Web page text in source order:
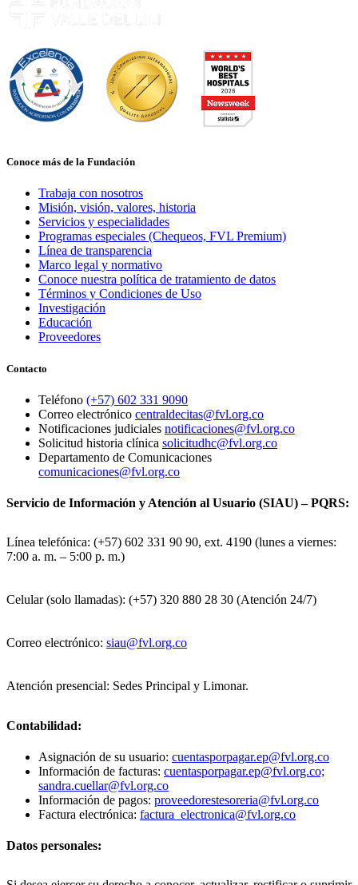
Conoce más de la Fundación
Trabaja con nosotros
Misión, visión, valores, historia
Servicios y especialidades
Programas especiales (Chequeos, FVL Premium)
Línea de transparencia
Marco legal y normativo
Conoce nuestra política de tratamiento de datos
Términos y Condiciones de Uso
Investigación
Educación
Proveedores
Contacto
Teléfono (+57) 602 331 9090
Correo electrónico centraldecitas@fvl.org.co
Notificaciones judiciales notificaciones@fvl.org.co
Solicitud historia clínica solicitudhc@fvl.org.co
Departamento de Comunicaciones
comunicaciones@fvl.org.co
Servicio de Información y Atención al Usuario (SIAU) – PQRS:
Línea telefónica: (+57) 602 331 90 90, ext. 4190 (lunes a viernes:
7:00 a. m. – 5:00 p. m.)
Celular (solo llamadas): (+57) 320 880 28 30 (Atención 24/7)
Correo electrónico: siau@fvl.org.co
Atención presencial: Sedes Principal y Limonar.
Contabilidad:
Asignación de su usuario: cuentasporpagar.ep@fvl.org.co
Información de facturas: cuentasporpagar.ep@fvl.org.co;
sandra.cuellar@fvl.org.co
Información de pagos: proveedorestesoreria@fvl.org.co
Factura electrónica: factura_electronica@fvl.org.co
Datos personales: